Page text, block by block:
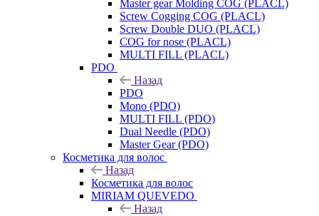
Master gear Molding COG (PLACL)
Screw Cogging COG (PLACL)
Screw Double DUO (PLACL)
COG for nose (PLACL)
MULTI FILL (PLACL)
PDO
Назад
PDO
Mono (PDO)
MULTI FILL (PDO)
Dual Needle (PDO)
Master Gear (PDO)
Косметика для волос
Назад
Косметика для волос
MIRIAM QUEVEDO
Назад